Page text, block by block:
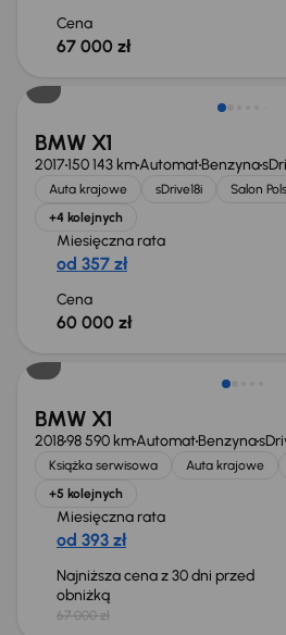
Cena
67 000 zł
BMW X1
2017150 143 kmAutomatBenzyna
Auta krajowe sDrive18i Salon
+4 kolejnych
Miesięczna rata
od 357 zł
Cena
60 000 zł
Taniej o 1 000 zł
BMW X1
201898 590 kmAutomatBenzyna
Książka serwisowa Auta krajowe
+5 kolejnych
Miesięczna rata
od 393 zł
Najniższa cena z 30 dni przed
obniżką
67 000 zł
Taniej o 1 000 zł